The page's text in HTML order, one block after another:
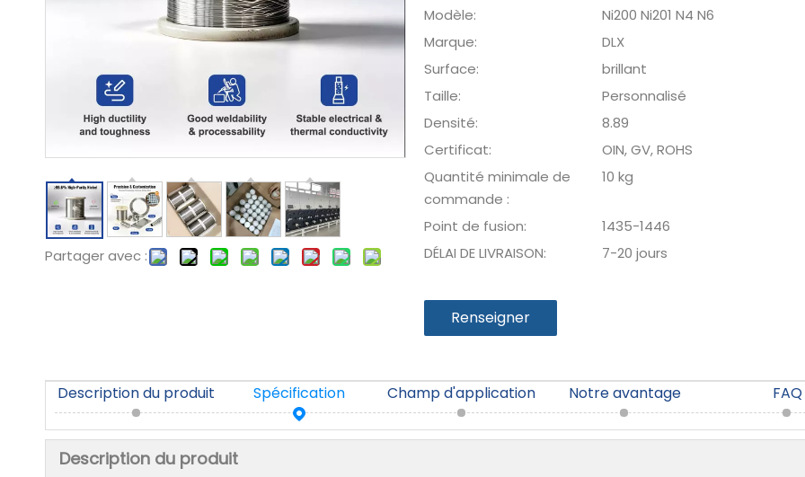
Partager avec :
Modèle:
Ni200 Ni201 N4 N6
Marque:
DLX
Surface:
brillant
Taille:
Personnalisé
Densité:
8.89
Certificat:
OIN, GV, ROHS
Quantité minimale de
commande :
10 kg
Point de fusion:
1435-1446
DÉLAI DE LIVRAISON:
7-20 jours
Renseigner
Description du produit Spécification Champ d'application Notre avantage FAQ
Description du produit